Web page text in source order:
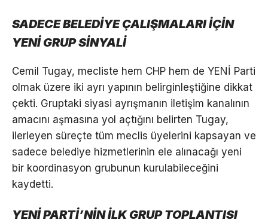
SADECE BELEDİYE ÇALIŞMALARI İÇİN
YENİ GRUP SİNYALİ
Cemil Tugay, mecliste hem CHP hem de YENİ Parti
olmak üzere iki ayrı yapının belirginleştiğine dikkat
çekti. Gruptaki siyasi ayrışmanın iletişim kanalının
amacını aşmasına yol açtığını belirten Tugay,
ilerleyen süreçte tüm meclis üyelerini kapsayan ve
sadece belediye hizmetlerinin ele alınacağı yeni
bir koordinasyon grubunun kurulabileceğini
kaydetti.
YENİ PARTİ’NİN İLK GRUP TOPLANTISI